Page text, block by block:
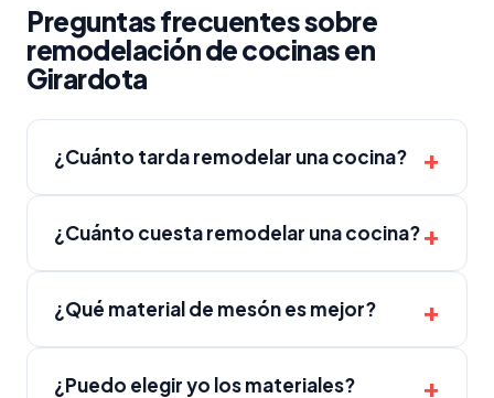
Preguntas frecuentes sobre
remodelación de cocinas en
Girardota
¿Cuánto tarda remodelar una cocina?
¿Cuánto cuesta remodelar una cocina?
¿Qué material de mesón es mejor?
¿Puedo elegir yo los materiales?